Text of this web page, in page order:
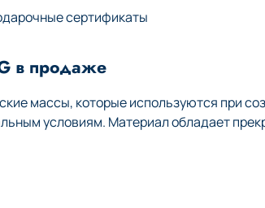
сертификаты
в продаже
массы, которые используются при
условиям. Материал обладает